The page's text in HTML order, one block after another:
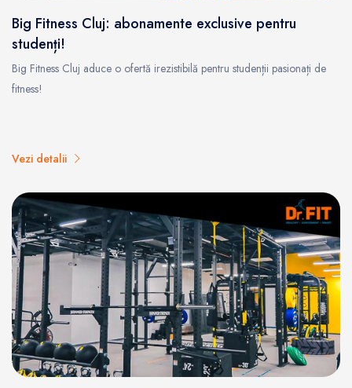
Big Fitness Cluj: abonamente exclusive pentru
studenți!
Big Fitness Cluj aduce o ofertă irezistibilă pentru studenții pasionați de
fitness!
Vezi detalii